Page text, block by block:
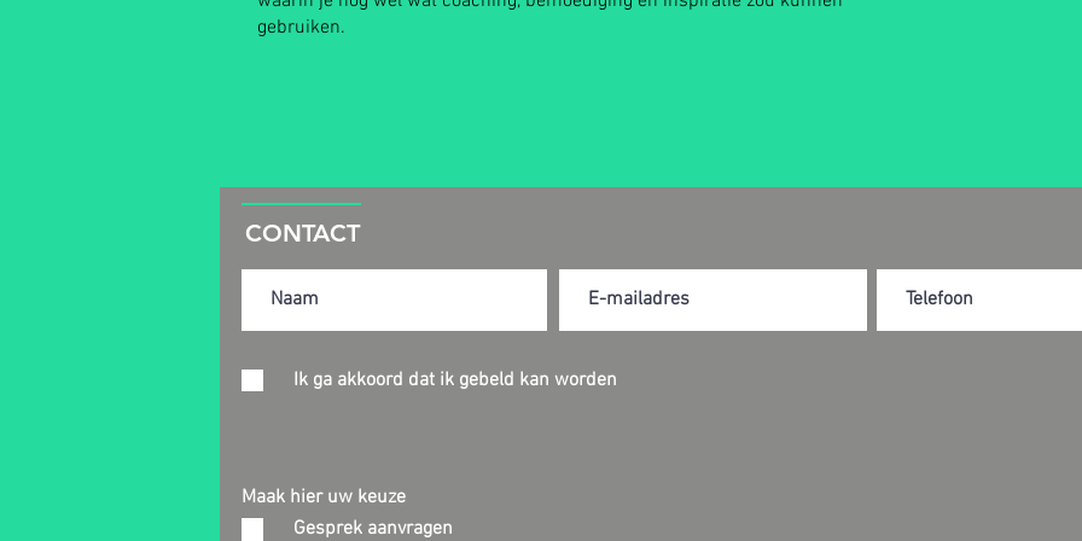
gebruiken.
CONTACT
Ik ga akkoord dat ik gebeld kan worden
Maak hier uw keuze
Gesprek aanvragen